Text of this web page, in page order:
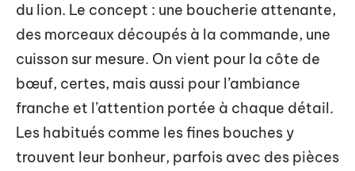
du lion. Le concept : une boucherie attenante,
des morceaux découpés à la commande, une
cuisson sur mesure. On vient pour la côte de
bœuf, certes, mais aussi pour l’ambiance
franche et l’attention portée à chaque détail.
Les habitués comme les fines bouches y
trouvent leur bonheur, parfois avec des pièces